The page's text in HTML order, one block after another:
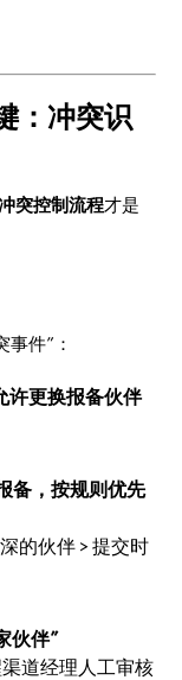
：冲突识
突控制流程才是
件”：
许更换报备伙伴
备，按规则优先
的伙伴 > 提交时
伙伴”
道经理人工审核